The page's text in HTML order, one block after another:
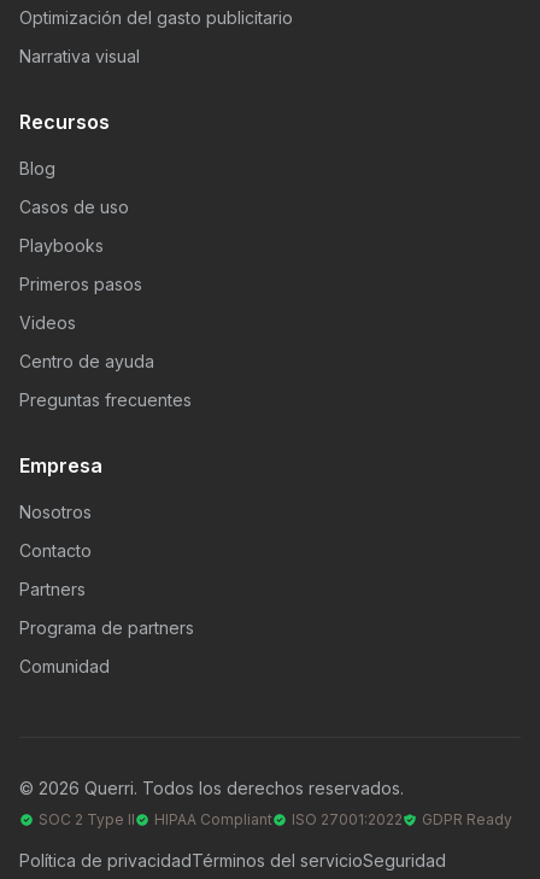
Optimización del gasto publicitario
Narrativa visual
Recursos
Blog
Casos de uso
Playbooks
Primeros pasos
Videos
Centro de ayuda
Preguntas frecuentes
Empresa
Nosotros
Contacto
Partners
Programa de partners
Comunidad
© 2026 Querri. Todos los derechos reservados.
SOC 2 Type II HIPAA Compliant ISO 27001:2022 GDPR Ready
Política de privacidadTérminos del servicioSeguridad